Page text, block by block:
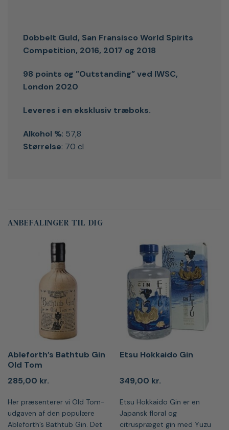
Dobbelt Guld, San Fransisco World Spirits
Competition, 2016, 2017 og 2018
98 points og ”Outstanding” ved IWSC,
London 2020
Leveres i en eksklusiv træboks.
Alkohol %: 57,8
Størrelse: 70 cl
ANBEFALINGER TIL DIG
Ableforth’s Bathtub Gin
Old Tom
285,00 kr.
Her præsenterer vi Old Tom-
udgaven af den populære
Ableforth’s Bathtub Gin. Det
Etsu Hokkaido Gin
349,00 kr.
Etsu Hokkaido Gin er en
Japansk floral og
citruspræget gin med Yuzu